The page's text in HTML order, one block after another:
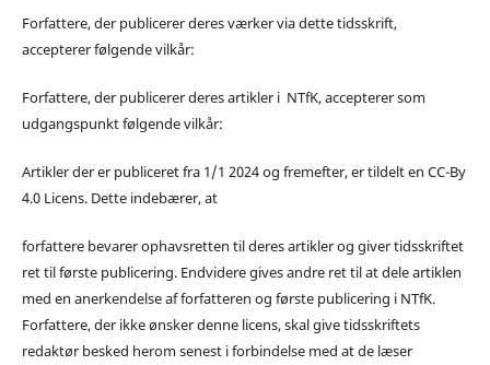
Forfattere, der publicerer deres værker via dette tidsskrift,
accepterer følgende vilkår:
Forfattere, der publicerer deres artikler i NTfK, accepterer som
udgangspunkt følgende vilkår:
Artikler der er publiceret fra 1/1 2024 og fremefter, er tildelt en CC-By
4.0 Licens. Dette indebærer, at
forfattere bevarer ophavsretten til deres artikler og giver tidsskriftet
ret til første publicering. Endvidere gives andre ret til at dele artiklen
med en anerkendelse af forfatteren og første publicering i NTfK.
Forfattere, der ikke ønsker denne licens, skal give tidsskriftets
redaktør besked herom senest i forbindelse med at de læser